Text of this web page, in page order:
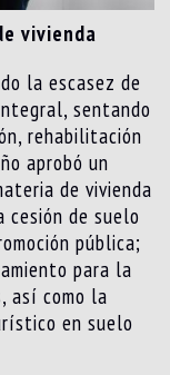
vivienda
la escasez de
sentando
rehabilitación
aprobó un
de vivienda
de suelo
pública;
para la
así como la
en suelo